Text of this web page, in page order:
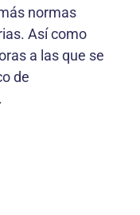
normas
Así como
a las que se
de